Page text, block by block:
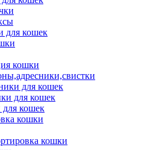
для кошек
кошки
для кошек
для кошек
кошек
кошки
кошки